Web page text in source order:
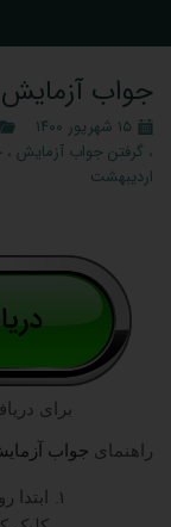
جواب آزمایش
۱۵ شهریور ۱۴۰۰
، گرفتن جواب آزمایش ،
اردیبهشت
برای
راهنمای جواب